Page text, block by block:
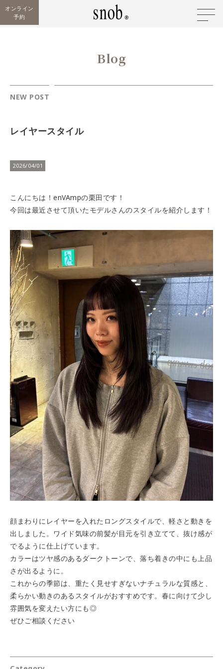
オンライン
予約
Blog
NEW POST
レイヤースタイル
2026/04/01
こんにちは！enVAmpの栗田です！
今回は最近させて頂いたモデルさんのスタイルを紹介します！
顔まわりにレイヤーを入れたロングスタイルで、軽さと動きを
出しました。ワイド気味の前髪が目元を引き立てて、抜け感が
でるように仕上げています。
カラーはツヤ感のあるダークトーンで、落ち着きの中にも上品
さが出るように。
これからの季節は、重たく見せすぎないナチュラルな質感と、
柔らかい動きのあるスタイルがおすすめです。春に向けて少し
雰囲気を変えたい方にも◎
ぜひご相談ください